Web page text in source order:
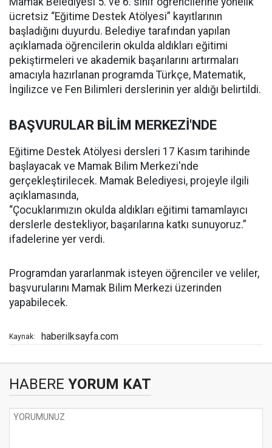
ücretsiz “Eğitime Destek Atölyesi” kayıtlarının
başladığını duyurdu. Belediye tarafından yapılan
açıklamada öğrencilerin okulda aldıkları eğitimi
pekiştirmeleri ve akademik başarılarını artırmaları
amacıyla hazırlanan programda Türkçe, Matematik,
İngilizce ve Fen Bilimleri derslerinin yer aldığı belirtildi.
BAŞVURULAR BİLİM MERKEZİ'NDE
Eğitime Destek Atölyesi dersleri 17 Kasım tarihinde
başlayacak ve Mamak Bilim Merkezi'nde
gerçekleştirilecek. Mamak Belediyesi, projeyle ilgili
açıklamasında,
“Çocuklarımızın okulda aldıkları eğitimi tamamlayıcı
derslerle destekliyor, başarılarına katkı sunuyoruz.”
ifadelerine yer verdi.
Programdan yararlanmak isteyen öğrenciler ve veliler,
başvurularını Mamak Bilim Merkezi üzerinden
yapabilecek.
Kaynak: haberilksayfa.com
HABERE YORUM KAT